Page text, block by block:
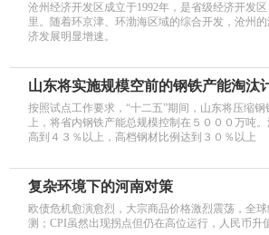
沧州经济开发区成立于1992年，是省级经济开发
里。随着环京津、环渤海区域的综合开发，沧州
济发展明显增速。
山东将实施规模空前的钢铁产能淘汰
按照试点工作要求，“十二五”期间，山东将压缩
上，将省内钢铁产能总规模控制在５０００万吨
高到４３％以上，高档钢材比例达到３０％以上
复杂环境下的河南对策
欧债危机愈演愈烈，大宗商品价格激烈震荡，全
测；CPI虽然出现拐点但仍在高位运行，人民币